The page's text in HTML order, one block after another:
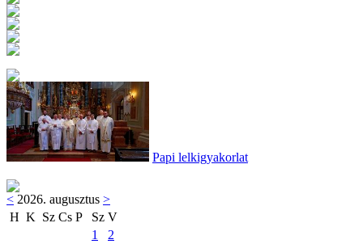
Papi lelkigyakorlat
< 2026. augusztus >
H K Sz Cs P Sz V
1
2